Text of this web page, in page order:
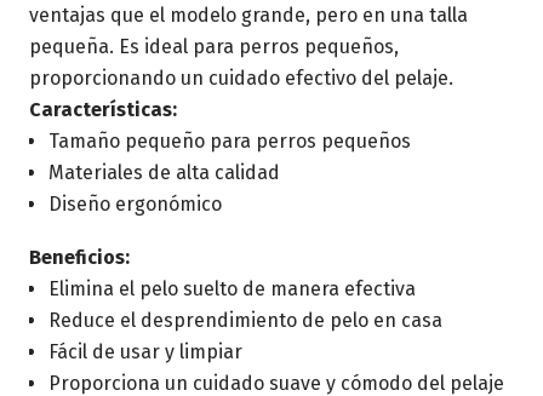
ventajas que el modelo grande, pero en una talla
pequeña. Es ideal para perros pequeños,
proporcionando un cuidado efectivo del pelaje.
Características:
Tamaño pequeño para perros pequeños
Materiales de alta calidad
Diseño ergonómico
Beneficios:
Elimina el pelo suelto de manera efectiva
Reduce el desprendimiento de pelo en casa
Fácil de usar y limpiar
Proporciona un cuidado suave y cómodo del pelaje